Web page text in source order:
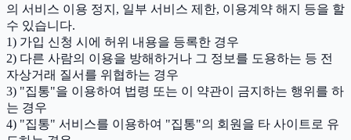
의 서비스 이용 정지, 일부 서비스 제한, 이용계약 해지 등을 할
수 있습니다.
1) 가입 신청 시에 허위 내용을 등록한 경우
2) 다른 사람의 이용을 방해하거나 그 정보를 도용하는 등 전
자상거래 질서를 위협하는 경우
3) "집통"을 이용하여 법령 또는 이 약관이 금지하는 행위를 하
는 경우
4) "집통" 서비스를 이용하여 "집통"의 회원을 타 사이트로 유